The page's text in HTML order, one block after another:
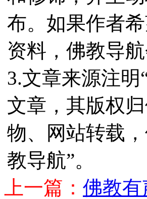
布。如果作者
资料，佛教导
3.文章来源注
文章，其版权
物、网站转载
教导航”。
上一篇： 佛教有